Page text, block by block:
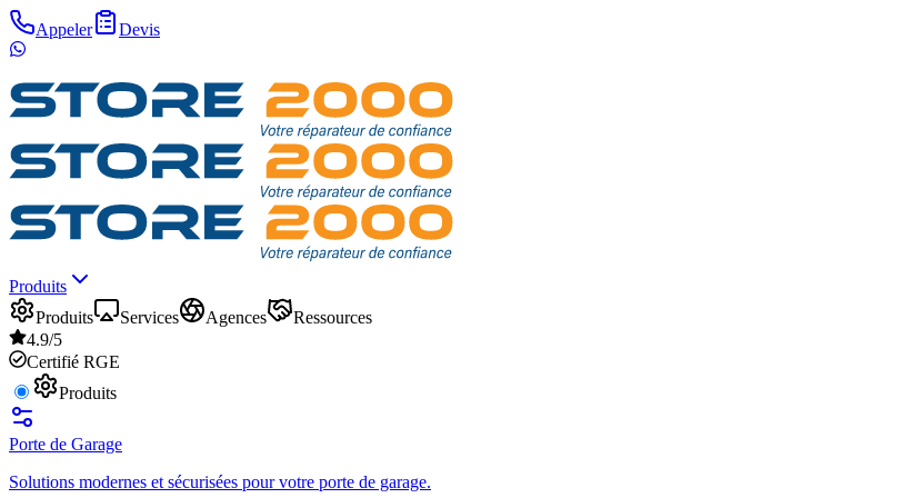
Appeler Devis
Produits
Produits
Services Agences
Ressources
4.9/5
Certifié RGE
Produits
Porte de Garage
Solutions modernes et sécurisées pour votre porte de garage.